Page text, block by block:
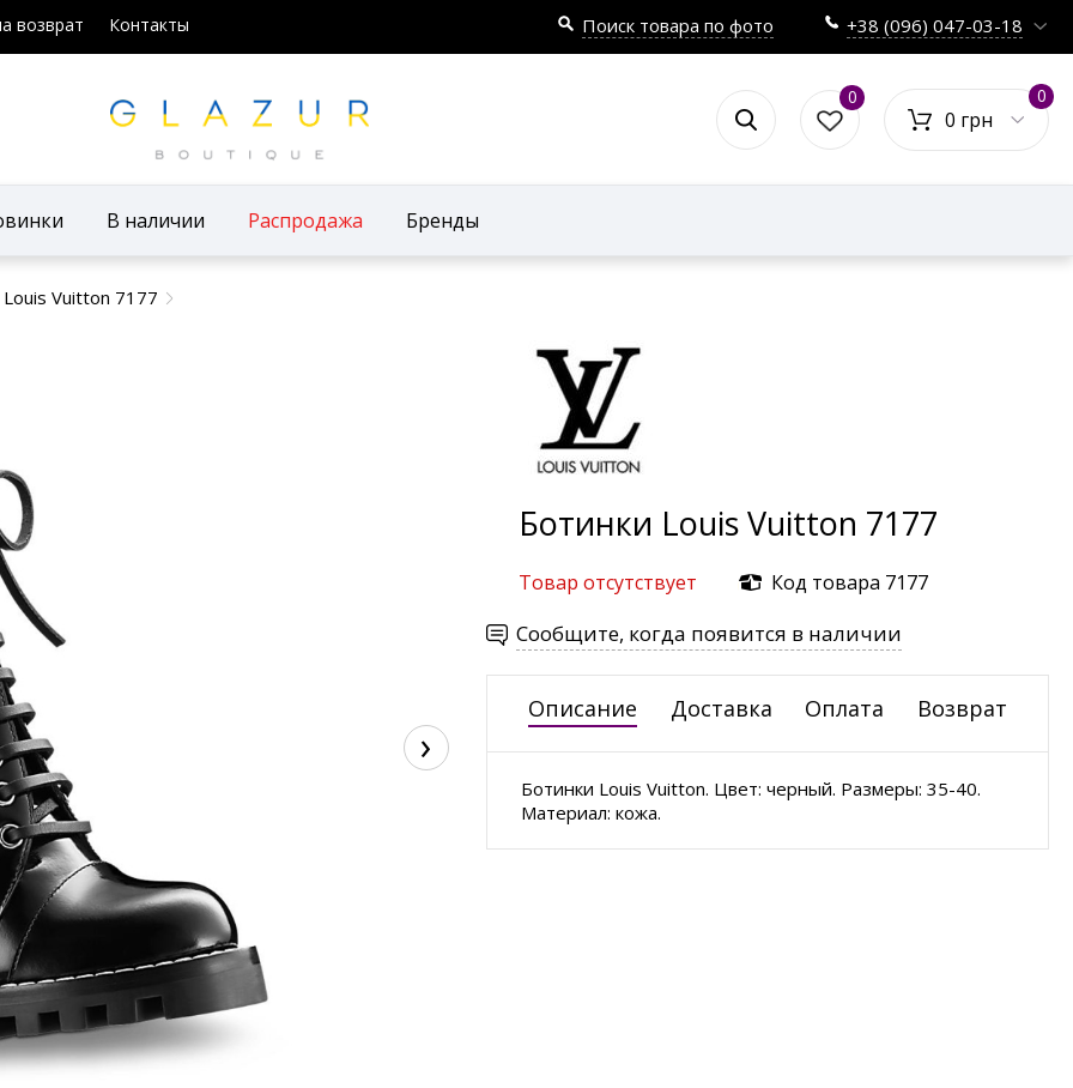
возврат Контакты Поиск товара по фото +38 (096) 047-03-18
В наличии Распродажа Бренды
0
0 грн
0
Vuitton 7177
›
Ботинки Louis Vuitton 7177
Товар отсутствует Код товара 7177
Сообщите, когда появится в наличии
Описание Доставка Оплата Возврат
Ботинки Louis Vuitton. Цвет: черный. Размеры: 35-40.
Материал: кожа.